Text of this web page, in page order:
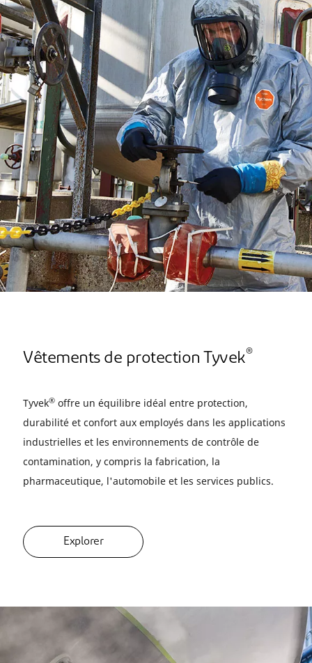
Vêtements de protection Tyvek®
Tyvek® offre un équilibre idéal entre protection,
durabilité et confort aux employés dans les applications
industrielles et les environnements de contrôle de
contamination, y compris la fabrication, la
pharmaceutique, l'automobile et les services publics.
Explorer